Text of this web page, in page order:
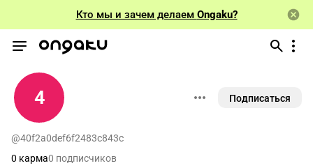
Кто мы и зачем делаем Ongaku?
4 Подписаться
@40f2a0def6f2483c843c
0 карма0 подписчиков